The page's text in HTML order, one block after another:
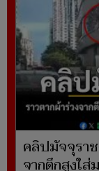
คลิปมัจจุรา
จากตึกสูงใ